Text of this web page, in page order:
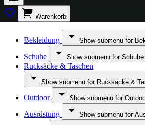
Warenkorb
Bekleidung Show submenu for
Schuhe Show submenu for
Rucksäcke & Taschen
Show submenu for Rucksäcke &
Outdoor Show submenu for
Ausrüstung Show submenu for